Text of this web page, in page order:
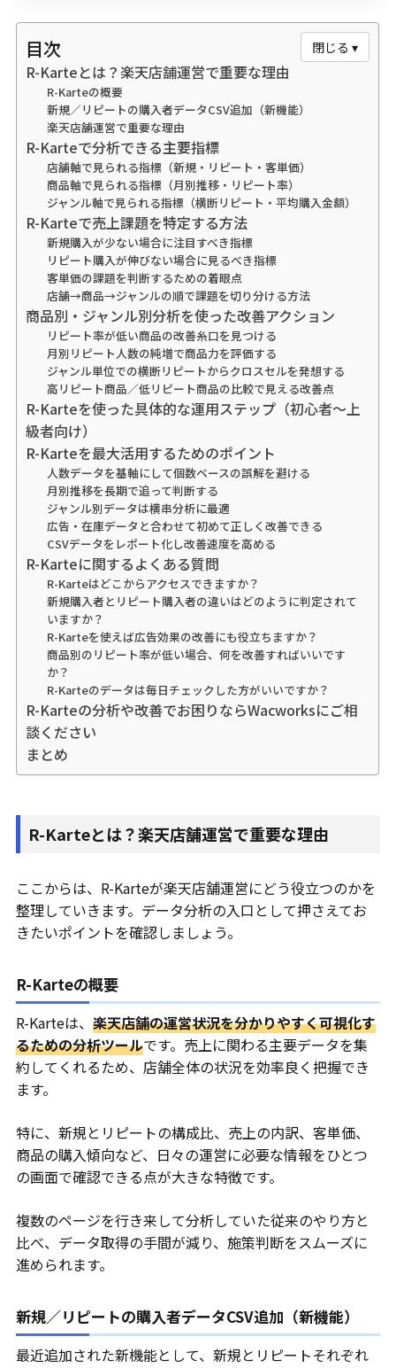
目次 閉じる ▾
R-Karteとは？楽天店舗運営で重要な理由
R-Karteの概要
新規／リピートの購入者データCSV追加（新機能）
楽天店舗運営で重要な理由
R-Karteで分析できる主要指標
店舗軸で見られる指標（新規・リピート・客単価）
商品軸で見られる指標（月別推移・リピート率）
ジャンル軸で見られる指標（横断リピート・平均購入金額）
R-Karteで売上課題を特定する方法
新規購入が少ない場合に注目すべき指標
リピート購入が伸びない場合に見るべき指標
客単価の課題を判断するための着眼点
店舗→商品→ジャンルの順で課題を切り分ける方法
商品別・ジャンル別分析を使った改善アクション
リピート率が低い商品の改善糸口を見つける
月別リピート人数の純増で商品力を評価する
ジャンル単位での横断リピートからクロスセルを発想する
高リピート商品／低リピート商品の比較で見える改善点
R-Karteを使った具体的な運用ステップ（初心者〜上
級者向け）
R-Karteを最大活用するためのポイント
人数データを基軸にして個数ベースの誤解を避ける
月別推移を長期で追って判断する
ジャンル別データは横串分析に最適
広告・在庫データと合わせて初めて正しく改善できる
CSVデータをレポート化し改善速度を高める
R-Karteに関するよくある質問
R-Karteはどこからアクセスできますか？
新規購入者とリピート購入者の違いはどのように判定されて
いますか？
R-Karteを使えば広告効果の改善にも役立ちますか？
商品別のリピート率が低い場合、何を改善すればいいです
か？
R-Karteのデータは毎日チェックした方がいいですか？
R-Karteの分析や改善でお困りならWacworksにご相
談ください
まとめ
R-Karteとは？楽天店舗運営で重要な理由
ここからは、R-Karteが楽天店舗運営にどう役立つのかを
整理していきます。データ分析の入口として押さえてお
きたいポイントを確認しましょう。
R-Karteの概要
R-Karteは、楽天店舗の運営状況を分かりやすく可視化す
るための分析ツールです。売上に関わる主要データを集
約してくれるため、店舗全体の状況を効率良く把握でき
ます。
特に、新規とリピートの構成比、売上の内訳、客単価、
商品の購入傾向など、日々の運営に必要な情報をひとつ
の画面で確認できる点が大きな特徴です。
複数のページを行き来して分析していた従来のやり方と
比べ、データ取得の手間が減り、施策判断をスムーズに
進められます。
新規／リピートの購入者データCSV追加（新機能）
最近追加された新機能として、新規とリピートそれぞれ